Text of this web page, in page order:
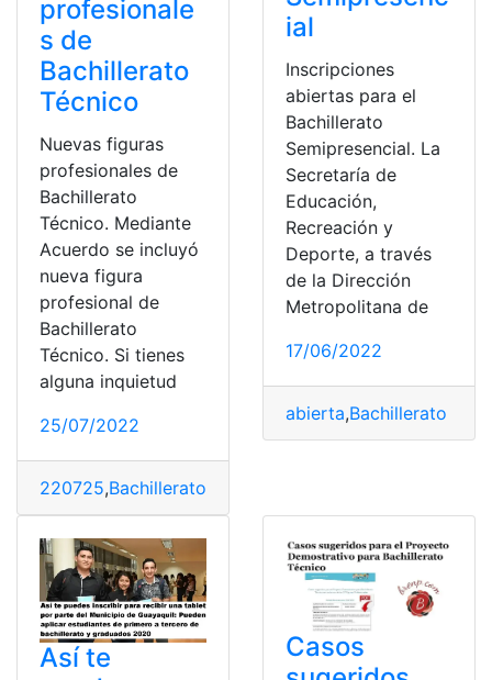
profesionale
s de
Bachillerato
Técnico
Nuevas figuras
profesionales de
Bachillerato
Técnico. Mediante
Acuerdo se incluyó
nueva figura
profesional de
Bachillerato
Técnico. Si tienes
alguna inquietud
25/07/2022
220725,Bachillerato Técnico
ial
Inscripciones
abiertas para el
Bachillerato
Semipresencial. La
Secretaría de
Educación,
Recreación y
Deporte, a través
de la Dirección
Metropolitana de
17/06/2022
abierta,Bachillerato
Así te
Casos